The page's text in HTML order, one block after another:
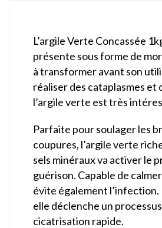
L’argile Verte Concassée
présente sous forme de
à transformer avant son
réaliser des cataplasmes et
l’argile verte est très
Parfaite pour soulager les
coupures, l’argile verte
sels minéraux va activer le
guérison. Capable de
évite également
elle déclenche un
cicatrisation rapide.